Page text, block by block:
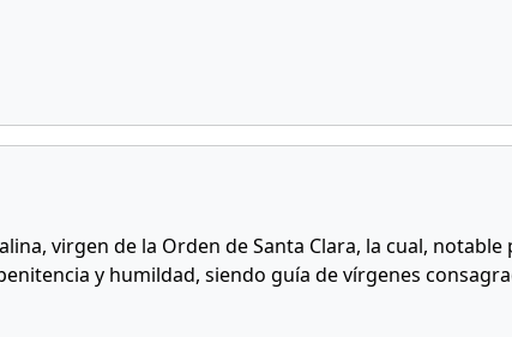
virgen de la Orden de Santa Clara, la cual,
y humildad, siendo guía de vírgenes